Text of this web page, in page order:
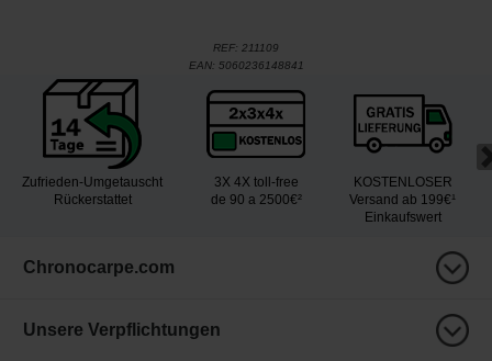
REF: 211109
EAN: 5060236148841
Zufrieden-Umgetauscht
Rückerstattet
3X 4X toll-free
de 90 a 2500€²
KOSTENLOSER
Versand ab 199€¹
Einkaufswert
Chronocarpe.com
Unsere Verpflichtungen